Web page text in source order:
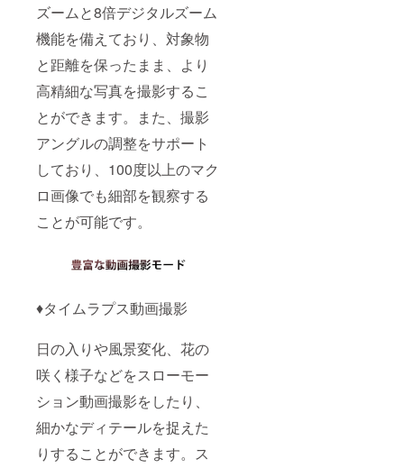
ズームと8倍デジタルズーム
機能を備えており、対象物
と距離を保ったまま、より
高精細な写真を撮影するこ
とができます。また、撮影
アングルの調整をサポート
しており、100度以上のマク
ロ画像でも細部を観察する
ことが可能です。
♦タイムラプス動画撮影
日の入りや風景変化、花の
咲く様子などをスローモー
ション動画撮影をしたり、
細かなディテールを捉えた
りすることができます。ス